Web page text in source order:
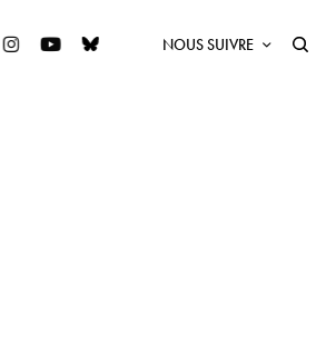
NOUS SUIVRE